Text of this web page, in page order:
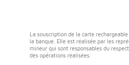
La souscription de la carte
la banque. Elle est réalisée par les
mineur qui sont responsables du
des opérations réalisées.